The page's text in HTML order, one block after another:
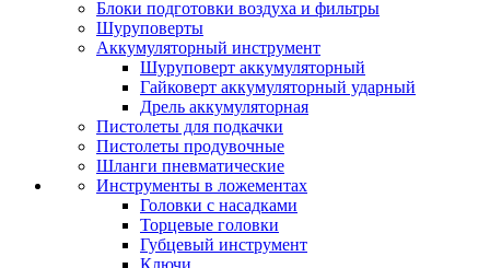
Блоки подготовки воздуха и фильтры
Шуруповерты
Аккумуляторный инструмент
Шуруповерт аккумуляторный
Гайковерт аккумуляторный ударный
Дрель аккумуляторная
Пистолеты для подкачки
Пистолеты продувочные
Шланги пневматические
Инструменты в ложементах
Головки с насадками
Торцевые головки
Губцевый инструмент
Ключи